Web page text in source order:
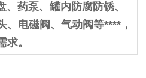
、药泵、罐内防腐防锈、
、电磁阀、气动阀等****，
求。